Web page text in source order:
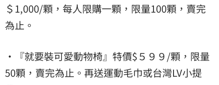
＄1,000/顆，每人限購一顆，限量100顆，賣完
為止。
·『就要裝可愛動物椅』特價$５９９/顆，限量
50顆，賣完為止。再送運動毛巾或台灣LV小提